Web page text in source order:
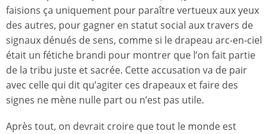
faisions ça uniquement pour paraître vertueux aux yeux
des autres, pour gagner en statut social aux travers de
signaux dénués de sens, comme si le drapeau arc-en-ciel
était un fétiche brandi pour montrer que l’on fait partie
de la tribu juste et sacrée. Cette accusation va de pair
avec celle qui dit qu’agiter ces drapeaux et faire des
signes ne mène nulle part ou n’est pas utile.
Après tout, on devrait croire que tout le monde est